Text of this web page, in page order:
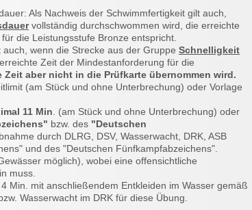
Als Nachweis der Schwimmfertigkeit gilt auch,
vollständig durchschwommen wird, die erreichte
die Leistungsstufe Bronze entspricht.
wenn die Strecke aus der Gruppe Schnelligkeit
Zeit der Mindestanforderung für die
Zeit aber nicht in die Prüfkarte übernommen wird.
(am Stück und ohne Unterbrechung) oder Vorlage
11 Min . (am Stück und ohne Unterbrechung) oder
bzw. des "Deutschen
durch DLRG, DSV, Wasserwacht, DRK, ASB
und des "Deutschen Fünfkampfabzeichens".
möglich), wobei eine offensichtliche
muss.
Min. mit anschließendem Entkleiden im Wasser gemäß
Wasserwacht im DRK für diese Übung.